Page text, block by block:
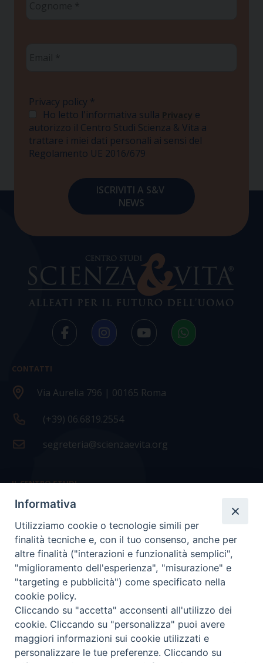
Privacy policy *
Ho letto l'informativa sulla Privacy e
autorizzo il Centro Studi Scienza & Vita a
trattare i miei dati personali ai sensi del
Regolamento UE 2016/679
CONTATTI
Via Aurelia 796 | 00165 Roma
(+39) 06.6819.2554
segreteria@scienzaevita.org
IL CENTRO STUDI
La nostra storia
Statuto
Presidenza e ufficio presidenza
Consiglio scientifico
Coordinamento nazionale
Informativa
Utilizziamo cookie o tecnologie simili per
finalità tecniche e, con il tuo consenso, anche per
altre finalità ("interazioni e funzionalità semplici",
"miglioramento dell'esperienza", "misurazione" e
"targeting e pubblicità") come specificato nella
cookie policy.
Cliccando su "accetta" acconsenti all'utilizzo dei
cookie. Cliccando su "personalizza" puoi avere
maggiori informazioni sui cookie utilizzati e
personalizzare le tue preferenze. Cliccando su